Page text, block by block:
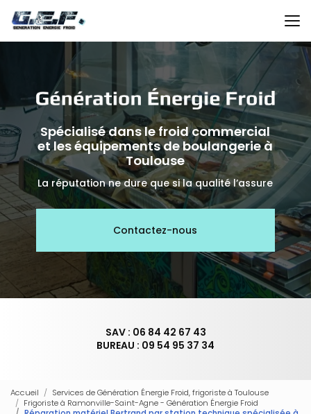
au
contenu
principal
Spécialisé dans le froid commercial
et les équipements de boulangerie à
Toulouse
La réputation ne dure que si la qualité l’assure
Contactez-nous
SAV : 06 84 42 67 43
BUREAU : 09 54 95 37 34
Accueil
Services de Génération Énergie Froid, frigoriste à Toulouse
Frigoriste à Ramonville-Saint-Agne - Génération Énergie Froid